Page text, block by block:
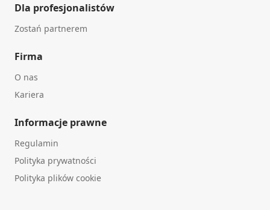
Dla profesjonalistów
Zostań partnerem
Firma
O nas
Kariera
Informacje prawne
Regulamin
Polityka prywatności
Polityka plików cookie